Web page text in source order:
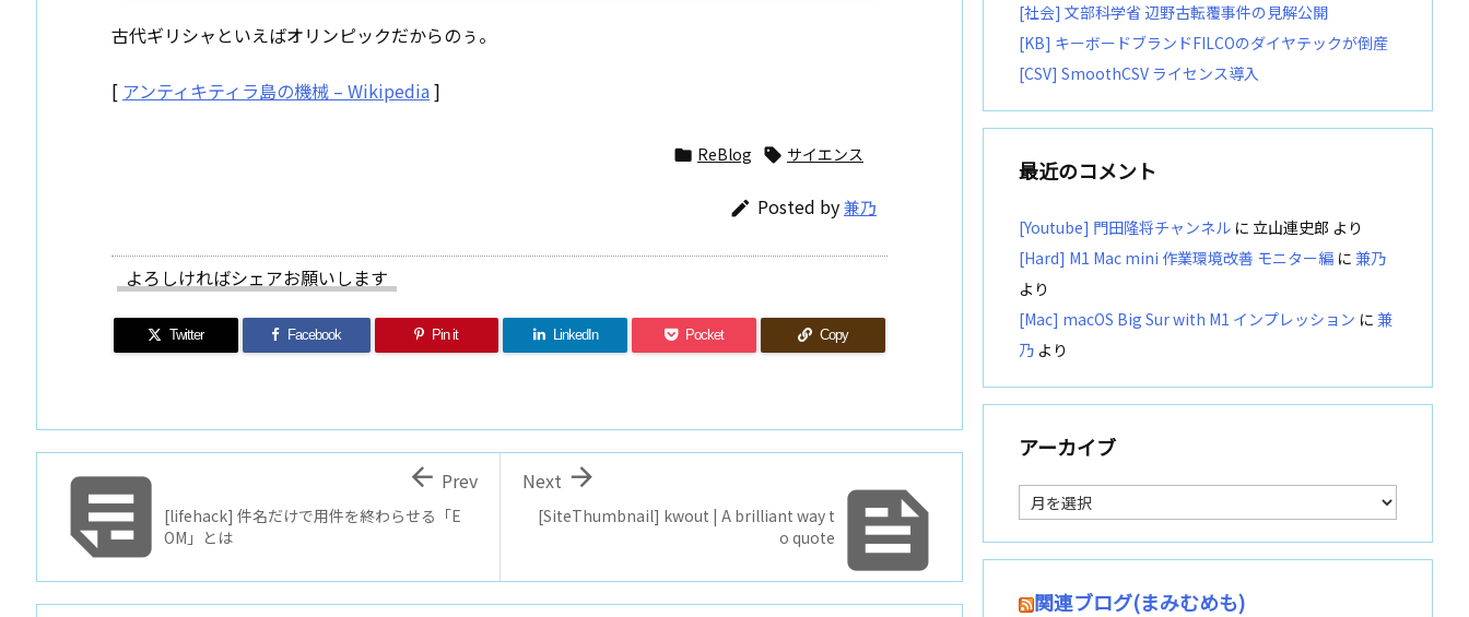
古代ギリシャといえばオリンピックだからのぅ。
[ アンティキティラ島の機械 – Wikipedia]
 ReBlog  サイエンス
 Posted by兼乃
よろしければシェアお願いします
Twitter Facebook Pin it LinkedIn Pocket Copy

[SiteThumbnail] kwout | A brilliant way t
o quote

Next
[lifehack] 件名だけで用件を終わらせる「E
OM」とは
 Prev
[社会] 文部科学省 辺野古転覆事件の見解公開
[KB] キーボードブランドFILCOのダイヤテックが倒産
[CSV] SmoothCSV ライセンス導入
最近のコメント
[Youtube] 門田隆将チャンネル に 立山連史郎 より
[Hard] M1 Mac mini 作業環境改善 モニター編 に 兼乃
より
[Mac] macOS Big Sur with M1 インプレッション に 兼
乃 より
アーカイブ
ア
ー
カ
イ
関連ブログ(まみむめも)